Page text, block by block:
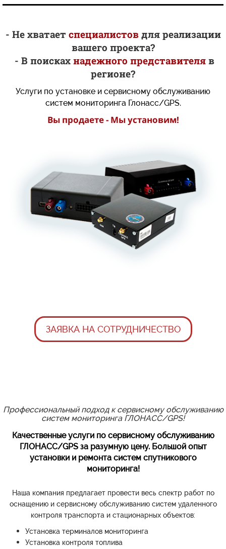
- Не хватает специалистов для реализации
вашего проекта?
- В поискахнадежного представителя в
регионе?
Услуги по установке и сервисному обслуживанию
систем мониторинга Глонасс/GPS.
Вы продаете - Мы установим!
ЗАЯВКА НА СОТРУДНИЧЕСТВО
Профессиональный подход к сервисному обслуживанию
систем мониторинга ГЛОНАСC/GPS!
Качественные услуги по сервисному обслуживанию
ГЛОНАСС/GPS за разумную цену. Большой опыт
установки и ремонта систем спутникового
мониторинга!
Наша компания предлагает провести весь спектр работ по
оснащению и сервисному обслуживанию систем удаленного
контроля транспорта и стационарных объектов:
Установка терминалов мониторинга
Установка контроля топлива